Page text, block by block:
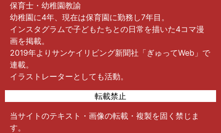
保育士・幼稚園教諭
幼稚園に4年、現在は保育園に勤務し7年目。
インスタグラムで子どもたちとの日常を描いた4コマ漫
画を掲載。
2019年よりサンケイリビング新聞社「ぎゅってWeb」で
連載。
イラストレーターとしても活動。
転載禁止
当サイトのテキスト・画像の転載・複製を固く禁じま
す。